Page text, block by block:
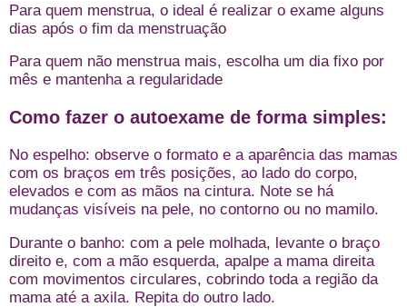
Para quem menstrua, o ideal é realizar o exame alguns
dias após o fim da menstruação
Para quem não menstrua mais, escolha um dia fixo por
mês e mantenha a regularidade
Como fazer o autoexame de forma simples:
No espelho: observe o formato e a aparência das mamas
com os braços em três posições, ao lado do corpo,
elevados e com as mãos na cintura. Note se há
mudanças visíveis na pele, no contorno ou no mamilo.
Durante o banho: com a pele molhada, levante o braço
direito e, com a mão esquerda, apalpe a mama direita
com movimentos circulares, cobrindo toda a região da
mama até a axila. Repita do outro lado.